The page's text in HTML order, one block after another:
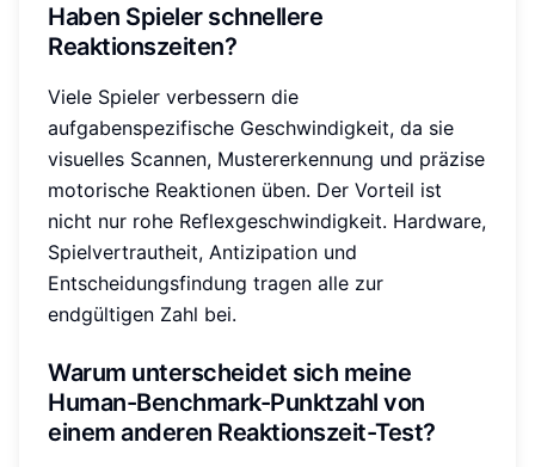
Haben Spieler schnellere
Reaktionszeiten?
Viele Spieler verbessern die
aufgabenspezifische Geschwindigkeit, da sie
visuelles Scannen, Mustererkennung und präzise
motorische Reaktionen üben. Der Vorteil ist
nicht nur rohe Reflexgeschwindigkeit. Hardware,
Spielvertrautheit, Antizipation und
Entscheidungsfindung tragen alle zur
endgültigen Zahl bei.
Warum unterscheidet sich meine
Human-Benchmark-Punktzahl von
einem anderen Reaktionszeit-Test?